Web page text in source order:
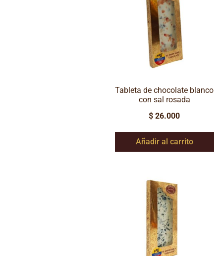
Tableta de chocolate blanco
con sal rosada
$ 26.000
Añadir al carrito